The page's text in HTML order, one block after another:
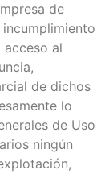
de
acceso al
de dichos
lo
de Uso
ningún